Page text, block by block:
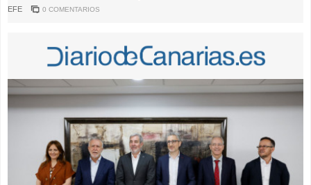
EFE 0 COMENTARIOS